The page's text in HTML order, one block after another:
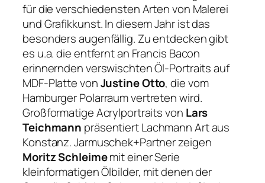
für die verschiedensten Arten von Malerei
und Grafikkunst. In diesem Jahr ist das
besonders augenfällig. Zu entdecken gibt
es u.a. die entfernt an Francis Bacon
erinnernden verswischten Öl-Portraits auf
MDF-Platte vonJustine Otto, die vom
Hamburger Polarraum vertreten wird.
Großformatige Acrylportraits von Lars
Teichmann präsentiert Lachmann Art aus
Konstanz. Jarmuschek+Partner zeigen
Moritz Schleimemit einer Serie
kleinformatigen Ölbilder, mit denen der